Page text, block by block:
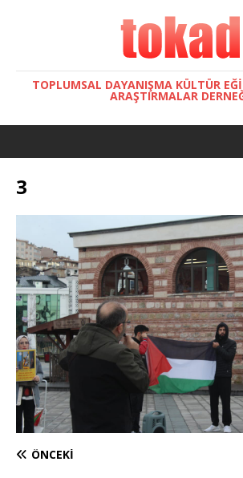
TOPLUMSAL DAYANIŞMA KÜLTÜR
ARAŞTIRMALAR
3
ÖNCEKI